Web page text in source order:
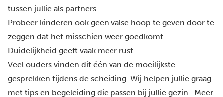
tussen jullie als partners.
Probeer kinderen ook geen valse hoop te geven door te
zeggen dat het misschien weer goedkomt.
Duidelijkheid geeft vaak meer rust.
Veel ouders vinden dit één van de moeilijkste
gesprekken tijdens de scheiding. Wij helpen jullie graag
met tips en begeleiding die passen bij jullie gezin. Meer